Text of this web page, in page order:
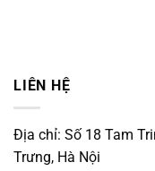
LIÊN HỆ
Địa chỉ: Số 18 Tam
Trưng, Hà Nội